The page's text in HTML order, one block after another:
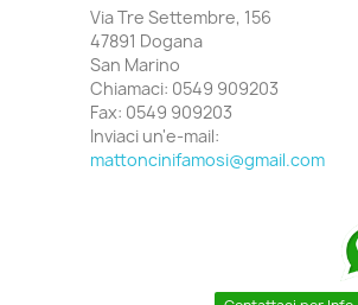
Via Tre Settembre, 156
47891 Dogana
San Marino
Chiamaci: 0549 909203
Fax: 0549 909203
Inviaci un'e-mail:
mattoncinifamosi@gmail.com